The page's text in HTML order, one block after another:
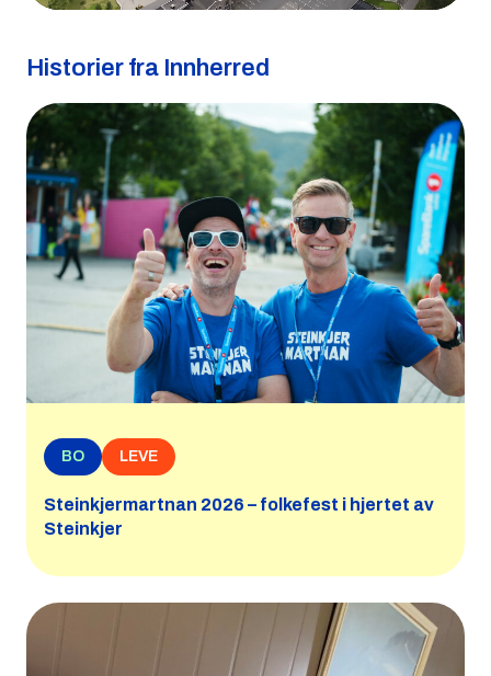
Historier fra Innherred
BO LEVE
Steinkjermartnan 2026 – folkefest i hjertet av
Steinkjer